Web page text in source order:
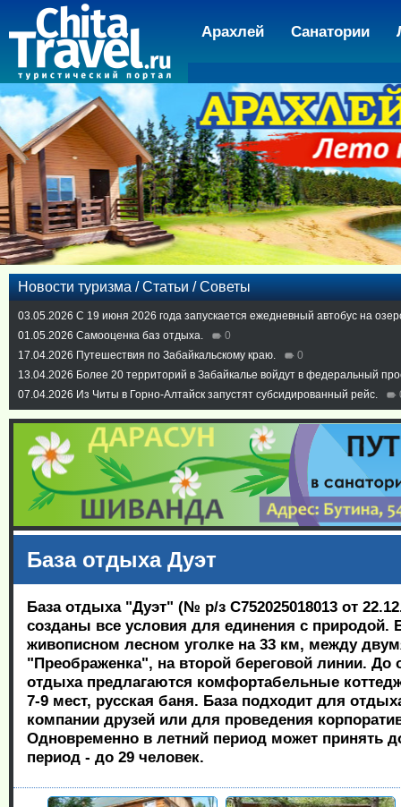
Арахлей Санатории
Новости туризма / Статьи / Советы
03.05.2026 С 19 июня 2026 года запускается ежедневный автобус на
01.05.2026 Самооценка баз отдыха.
0
17.04.2026 Путешествия по Забайкальскому краю.
0
13.04.2026 Более 20 территорий в Забайкалье войдут в федеральный
07.04.2026 Из Читы в Горно-Алтайск запустят субсидированный рейс.
База отдыха Дуэт
База отдыха "Дуэт" (№ р/з С752025018013 от
созданы все условия для единения с природой.
живописном лесном уголке на 33 км, между
"Преображенка", на второй береговой линии. До
отдыха предлагаются комфортабельные
7-9 мест, русская баня. База подходит для
компании друзей или для проведения
Одновременно в летний период может принять
период - до 29 человек.